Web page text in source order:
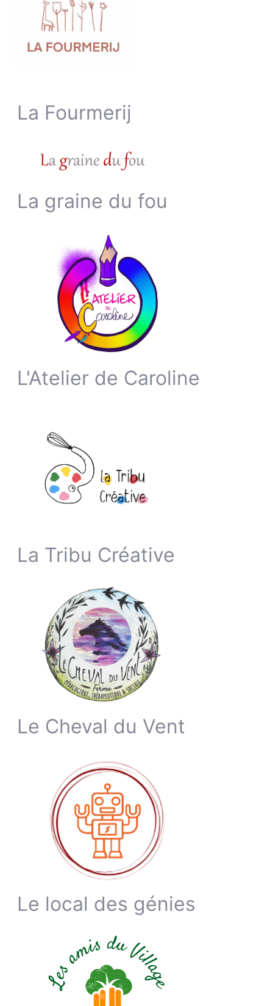
La Fourmerij
La graine du fou
L'Atelier de Caroline
La Tribu Créative
Le Cheval du Vent
Le local des génies